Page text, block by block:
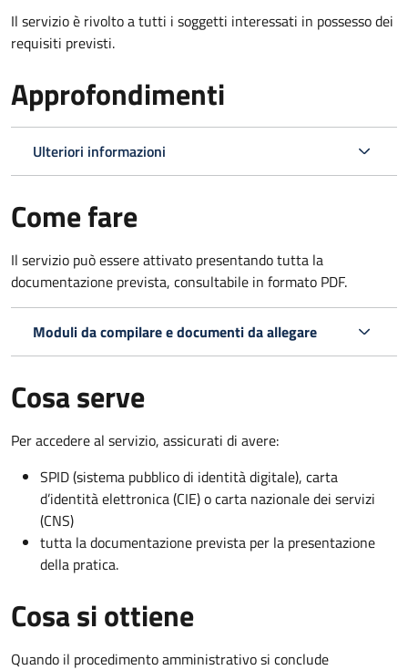
Il servizio è rivolto a tutti i soggetti interessati in possesso dei
requisiti previsti.
Approfondimenti
Ulteriori informazioni
Come fare
Il servizio può essere attivato presentando tutta la
documentazione prevista, consultabile in formato PDF.
Moduli da compilare e documenti da allegare
Cosa serve
Per accedere al servizio, assicurati di avere:
SPID (sistema pubblico di identità digitale), carta
d’identità elettronica (CIE) o carta nazionale dei servizi
(CNS)
tutta la documentazione prevista per la presentazione
della pratica.
Cosa si ottiene
Quando il procedimento amministrativo si conclude